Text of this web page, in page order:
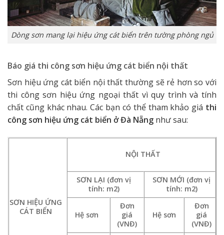
Dòng sơn mang lại hiệu ứng cát biển trên tường phòng ngủ
Báo giá thi công sơn hiệu ứng cát biển nội thất
Sơn hiệu ứng cát biển nội thất thường sẽ rẻ hơn so với
thi công sơn hiệu ứng ngoại thất vì quy trình và tính
chất cũng khác nhau. Các bạn có thể tham khảo giá thi
công sơn hiệu ứng cát biển ở Đà Nẵng như sau:
SƠN HIỆU ỨNG
CÁT BIỂN
NỘI THẤT
SƠN LẠI (đơn vị
tính: m2)
SƠN MỚI (đơn vị
tính: m2)
Hệ sơn
Đơn
giá
(VNĐ)
Hệ sơn
Đơn
giá
(VNĐ)